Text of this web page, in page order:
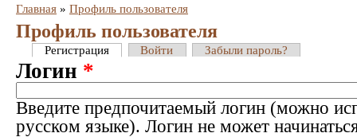
Главная » Профиль пользователя
Профиль пользователя
Регистрация Войти Забыли пароль?
Логин *
Введите предпочитаемый логин (можно
русском языке). Логин не может